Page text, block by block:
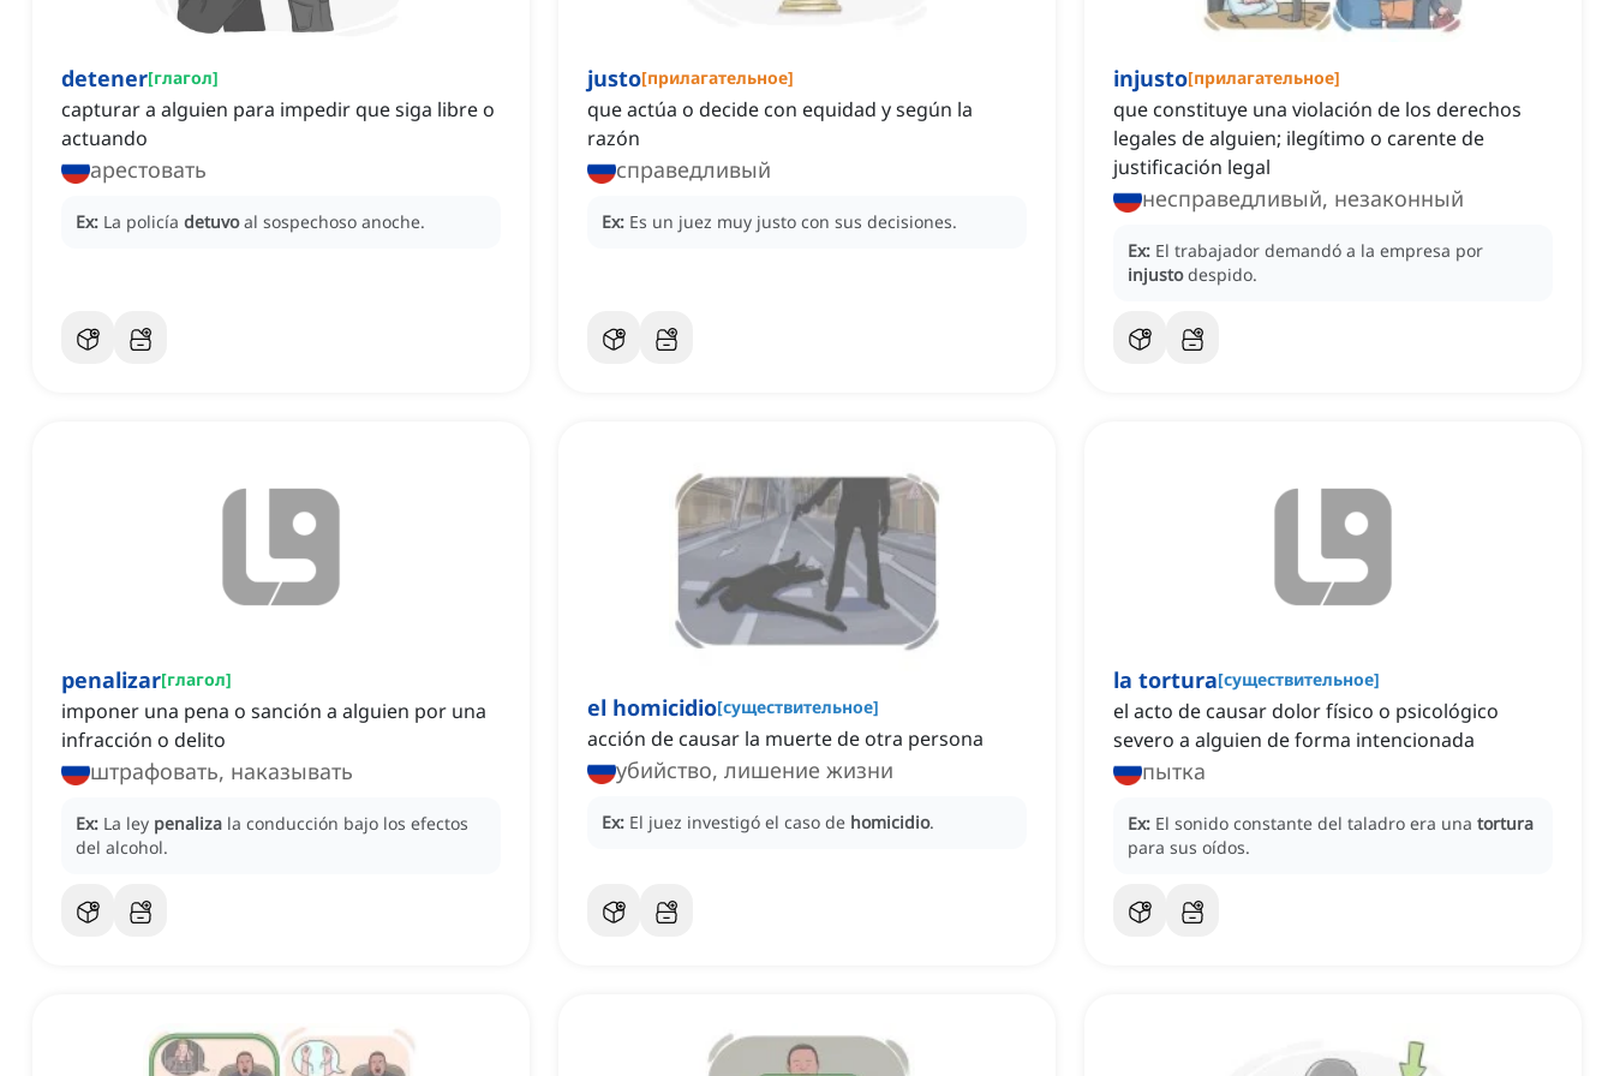
detener[глагол]
capturar a alguien para impedir que siga libre o
actuando
арестовать
Ex: La policía detuvo al sospechoso anoche.
justo[прилагательное]
que actúa o decide con equidad y según la
razón
справедливый
Ex: Es un juez muy justo con sus decisiones.
injusto[прилагательное]
que constituye una violación de los derechos
legales de alguien; ilegítimo o carente de
justificación legal
несправедливый, незаконный
Ex: El trabajador demandó a la empresa por
injusto despido.
penalizar[глагол]
imponer una pena o sanción a alguien por una
infracción o delito
штрафовать, наказывать
Ex: La ley penaliza la conducción bajo los efectos
del alcohol.
el homicidio[существительное]
acción de causar la muerte de otra persona
убийство, лишение жизни
Ex: El juez investigó el caso de homicidio.
la tortura[существительное]
el acto de causar dolor físico o psicológico
severo a alguien de forma intencionada
пытка
Ex: El sonido constante del taladro era una tortura
para sus oídos.